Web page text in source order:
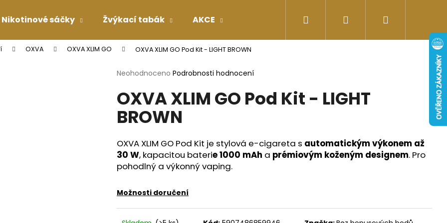
Nikotinové sáčky Žvýkací tabák AKCE Doplňky stravy Energy-kofeinové
Přihlášení
OXVA OXVA XLIM GO OXVA XLIM GO Pod Kit - LIGHT BROWN
Průměrné
produktu
je
0,0
hvězdiček.
Neohodnoceno Podrobnosti hodnocení
OXVA XLIM GO Pod Kit - LIGHT
BROWN
OXVA XLIM GO Pod Kit je stylová e-cigareta s automatickým výkonem až
30 W, kapacitou baterie 1000 mAh a prémiovým koženým designem. Pro
pohodlný a výkonný vaping.
Možnosti doručení
Co potřebujete najít?
HLEDAT